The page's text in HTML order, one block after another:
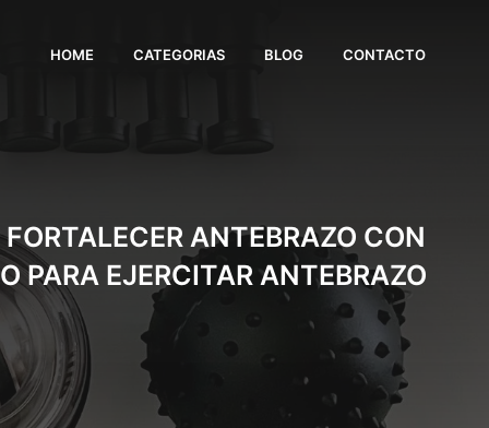
HOME CATEGORIAS BLOG CONTACTO
ANTEBRAZO CON
PARA EJERCITAR ANTEBRAZO